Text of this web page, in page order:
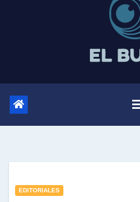
EDITORIALES